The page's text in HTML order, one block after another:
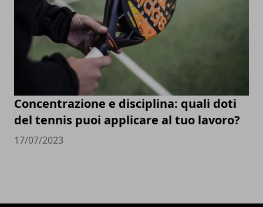
Concentrazione e disciplina: quali doti
del tennis puoi applicare al tuo lavoro?
17/07/2023